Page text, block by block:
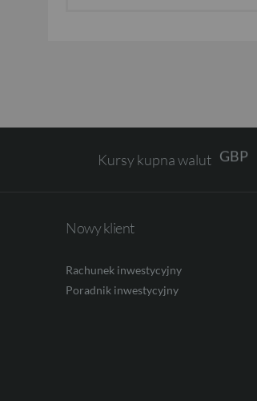
Kursy kupna walut
Nowy klient
Rachunek inwestycyjny
Poradnik inwestycyjny